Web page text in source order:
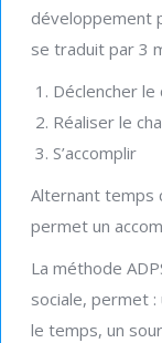
développement
se traduit par 3
Déclencher
Réaliser le
S’accomplir
Alternant temps
permet un
La méthode
sociale, permet :
le temps, un